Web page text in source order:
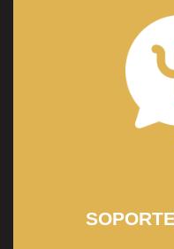
Acompañamos a cada
evaluación
fortalezas y
su